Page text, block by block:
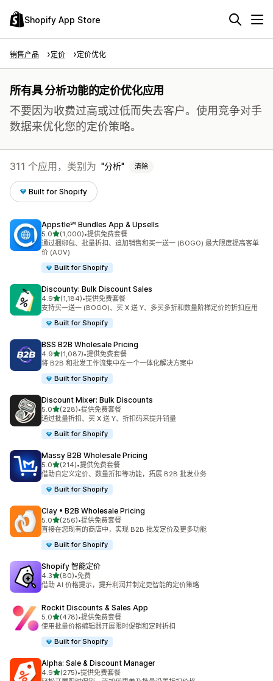
Shopify App Store
销售产品 定价 定价优化
所有具 分析功能的定价优化应用
不要因为收费过高或过低而失去客户。使用竞争对手
数据来优化您的定价策略。
311 个应用，类别为 分析 清除
Built for Shopify
Appstle℠ Bundles App & Upsells
5.0星（满分 5 星）
(1,000)
总共 1000 条评论
•提供免费套餐
通过捆绑包、批量折扣、追加销售和买一送一 (BOGO) 最大限度提高客单
价 (AOV)
Built for Shopify
Discounty: Bulk Discount Sales
4.9星（满分 5 星）
(1,184)
总共 1184 条评论
•提供免费套餐
支持买一送一 (BOGO)、买 X 送 Y、多买多折和数量阶梯定价的折扣应用
Built for Shopify
BSS B2B Wholesale Pricing
4.9星（满分 5 星）
(1,087)
总共 1087 条评论
•提供免费套餐
将 B2B 和批发工作流集中在一个一体化解决方案中
Built for Shopify
Discount Mixer: Bulk Discounts
5.0星（满分 5 星）
(228)
总共 228 条评论
•提供免费套餐
通过批量折扣、买 X 送 Y、折扣码来提升销量
Built for Shopify
Massy B2B Wholesale Pricing
5.0星（满分 5 星）
(214)
总共 214 条评论
•提供免费套餐
借助自定义定价、数量折扣等功能，拓展 B2B 批发业务
Built for Shopify
Clay • B2B Wholesale Pricing
5.0星（满分 5 星）
(256)
总共 256 条评论
•提供免费套餐
直接在您现有的商店中，实现 B2B 批发定价及更多功能
Built for Shopify
Shopify 智能定价
4.3星（满分 5 星）
(80)
总共 80 条评论
•免费
借助 AI 价格提示，提升利润并制定更智能的定价策略
Rockit Discounts & Sales App
5.0星（满分 5 星）
(478)
总共 478 条评论
•提供免费套餐
使用批量价格编辑器开展限时促销和定时折扣
Built for Shopify
Alpha: Sale & Discount Manager
4.9星（满分 5 星）
(275)
总共 275 条评论
•提供免费套餐